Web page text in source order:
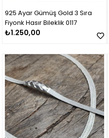
925 Ayar Gümüş Gold 3 Sıra
Fiyonk Hasır Bileklik 0117
₺1.250,00